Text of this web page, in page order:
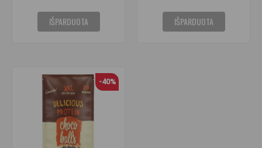
IŠPARDUOTA IŠPARDUOTA
-40%